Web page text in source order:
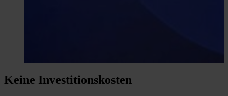
Keine Investitionskosten